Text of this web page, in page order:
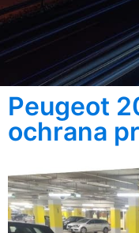
Peugeot
ochrana